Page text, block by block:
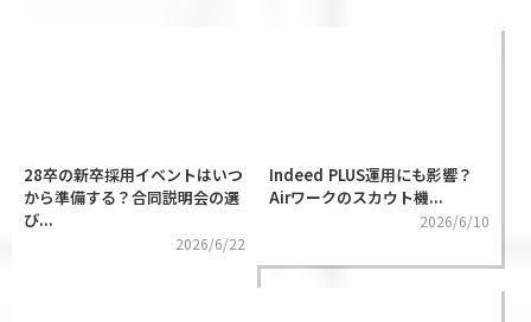
28卒の新卒採用イベントはいつ
から準備する？合同説明会の選
び...
2026/6/22
Indeed PLUS運用にも影響？
Airワークのスカウト機...
2026/6/10